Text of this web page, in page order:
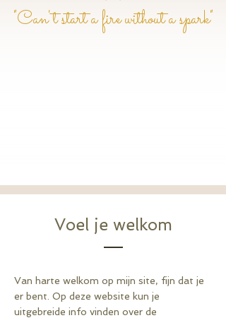
"Can't start a fire without a spark"
Voel je welkom
Van harte welkom op mijn site, fijn dat je
er bent. Op deze website kun je
uitgebreide info vinden over de